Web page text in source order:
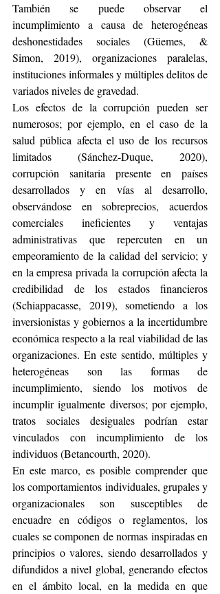
También se puede observar el
incumplimiento a causa de heterogéneas
deshonestidades sociales (Güemes, &
Simon, 2019), organizaciones paralelas,
instituciones informales y múltiples delitos de
variados niveles de gravedad.
Los efectos de la corrupción pueden ser
numerosos; por ejemplo, en el caso de la
salud pública afecta el uso de los recursos
limitados (Sánchez-Duque, 2020),
corrupción sanitaria presente en países
desarrollados y en vías al desarrollo,
observándose en sobreprecios, acuerdos
comerciales ineficientes y ventajas
administrativas que repercuten en un
empeoramiento de la calidad del servicio; y
en la empresa privada la corrupción afecta la
credibilidad de los estados financieros
(Schiappacasse, 2019), sometiendo a los
inversionistas y gobiernos a la incertidumbre
económica respecto a la real viabilidad de las
organizaciones. En este sentido, múltiples y
heterogéneas son las formas de
incumplimiento, siendo los motivos de
incumplir igualmente diversos; por ejemplo,
tratos sociales desiguales podrían estar
vinculados con incumplimiento de los
individuos (Betancourth, 2020).
En este marco, es posible comprender que
los comportamientos individuales, grupales y
organizacionales son susceptibles de
encuadre en códigos o reglamentos, los
cuales se componen de normas inspiradas en
principios o valores, siendo desarrollados y
difundidos a nivel global, generando efectos
en el ámbito local, en la medida en que